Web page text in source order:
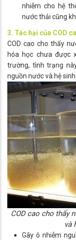
nhiễm cho hệ
nước thải cũng
3. Tác hại của COD
COD cao cho thấy
hóa học chưa được
trường, tình trạng
nguồn nước và hệ
COD cao cho thấy
và
Gây ô nhiễm